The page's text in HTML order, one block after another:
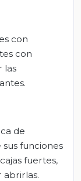
con
con
las
de
funciones
fuertes,
abrirlas.